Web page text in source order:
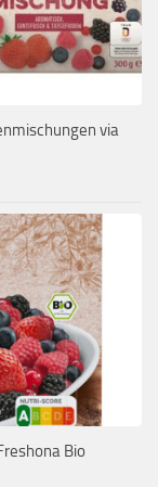
via
Bio